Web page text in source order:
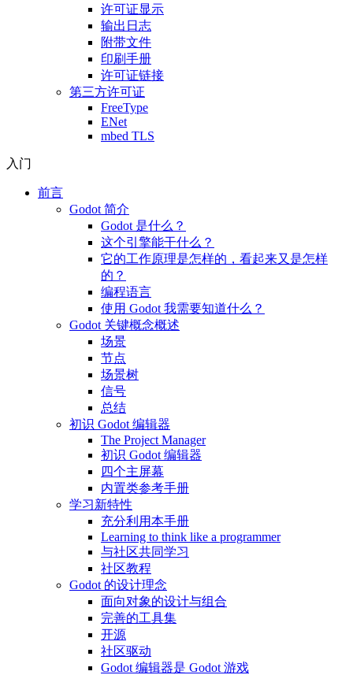
许可证显示
输出日志
附带文件
印刷手册
许可证链接
第三方许可证
FreeType
ENet
mbed TLS
入门
前言
Godot 简介
Godot 是什么？
这个引擎能干什么？
它的工作原理是怎样的，看起来又是怎样
的？
编程语言
使用 Godot 我需要知道什么？
Godot 关键概念概述
场景
节点
场景树
信号
总结
初识 Godot 编辑器
The Project Manager
初识 Godot 编辑器
四个主屏幕
内置类参考手册
学习新特性
充分利用本手册
Learning to think like a programmer
与社区共同学习
社区教程
Godot 的设计理念
面向对象的设计与组合
完善的工具集
开源
社区驱动
Godot 编辑器是 Godot 游戏